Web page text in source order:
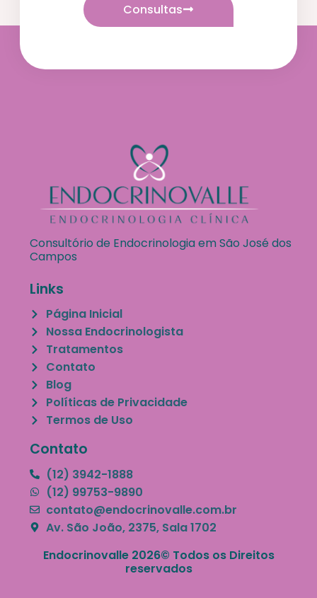
Consultas
Consultório de Endocrinologia em São José dos
Campos
Links
Página Inicial
Nossa Endocrinologista
Tratamentos
Contato
Blog
Políticas de Privacidade
Termos de Uso
Contato
(12) 3942-1888
(12) 99753-9890
contato@endocrinovalle.com.br
Av. São João, 2375, Sala 1702
Endocrinovalle 2026© Todos os Direitos
reservados